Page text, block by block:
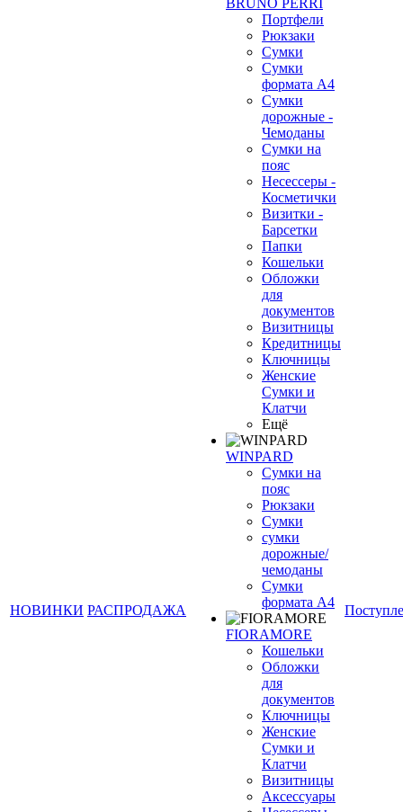
НОВИНКИ РАСПРОДАЖА
BRUNO PERRI
Портфели
Рюкзаки
Сумки
Сумки
формата А4
Сумки
дорожные -
Чемоданы
Сумки на
пояс
Несессеры -
Косметички
Визитки -
Барсетки
Папки
Кошельки
Обложки
для
документов
Визитницы
Кредитницы
Ключницы
Женские
Сумки и
Клатчи
Ещё
WINPARD
Сумки на
пояс
Рюкзаки
Сумки
сумки
дорожные/
чемоданы
Сумки
формата А4
FIORAMORE
Кошельки
Обложки
для
документов
Ключницы
Женские
Сумки и
Клатчи
Визитницы
Аксессуары